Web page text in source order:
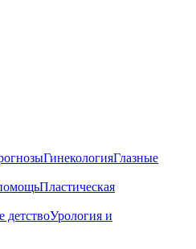
ГинекологияГлазные
Пластическая
детствоУрология и